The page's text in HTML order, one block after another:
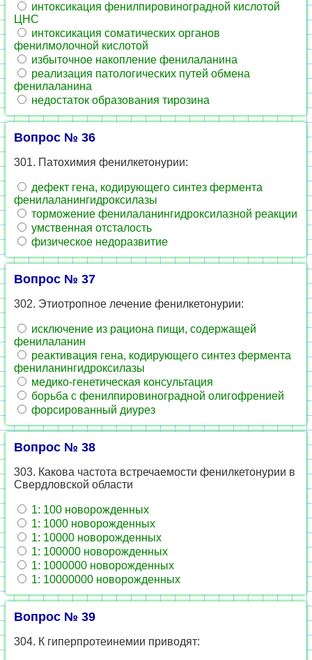
интоксикация фенилпировиноградной кислотой
ЦНС
интоксикация соматических органов
фенилмолочной кислотой
избыточное накопление фенилаланина
реализация патологических путей обмена
фенилаланина
недостаток образования тирозина
Вопрос № 36
301. Патохимия фенилкетонурии:
дефект гена, кодирующего синтез фермента
фенилаланингидроксилазы
торможение фенилаланингидроксилазной реакции
умственная отсталость
физическое недоразвитие
Вопрос № 37
302. Этиотропное лечение фенилкетонурии:
исключение из рациона пищи, содержащей
фенилаланин
реактивация гена, кодирующего синтез фермента
фениланингидроксилазы
медико-генетическая консультация
борьба с фенилпировиноградной олигофренией
форсированный диурез
Вопрос № 38
303. Какова частота встречаемости фенилкетонурии в
Свердловской области
1: 100 новорожденных
1: 1000 новорожденных
1: 10000 новорожденных
1: 100000 новорожденных
1: 1000000 новорожденных
1: 10000000 новорожденных
Вопрос № 39
304. К гиперпротеинемии приводят: